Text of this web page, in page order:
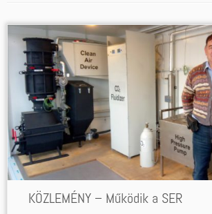
KÖZLEMÉNY – Működik a SER